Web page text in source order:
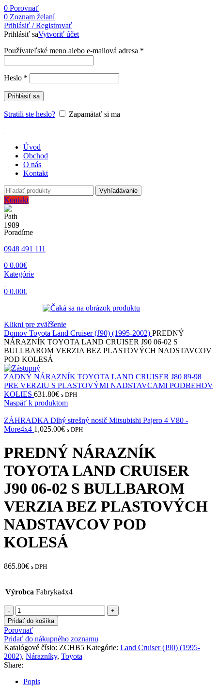
0 Porovnať
0 Zoznam želaní
Prihlásiť / Registrovať
Prihlásiť saVytvoriť účet
Používateľské meno alebo e-mailová adresa *
Heslo *
Prihlásiť sa
Stratili ste heslo? Zapamätať si ma
Úvod
Obchod
O nás
Kontakt
Vyhľadávanie
Kontakt
Poradíme
0948 491 111
0 0.00€
Kategórie
0 0.00€
Klikni pre zväčšenie
Domov Toyota Land Cruiser (J90) (1995-2002) PREDNÝ
NÁRAZNÍK TOYOTA LAND CRUISER J90 06-02 S
BULLBAROM VERZIA BEZ PLASTOVÝCH NADSTAVCOV
POD KOLESÁ
ZADNÝ NÁRAZNÍK TOYOTA LAND CRUISER J80 89-98
PRE VERZIU S PLASTOVÝMI NADSTAVCAMI PODBEHOV
KOLIES 631.80€ s DPH
Naspäť k produktom
ZÁHRADKA Dlhý strešný nosič Mitsubishi Pajero 4 V80 -
More4x4 1,025.00€ s DPH
PREDNÝ NÁRAZNÍK
TOYOTA LAND CRUISER
J90 06-02 S BULLBAROM
VERZIA BEZ PLASTOVÝCH
NADSTAVCOV POD
KOLESÁ
865.80€ s DPH
Výrobca Fabryka4x4
množstvo
PREDNÝ
NÁRAZNÍK
TOYOTA
LAND
CRUISER
J90
06-
02
Pridať do košíka
Porovnať
Pridať do nákupného zoznamu
Katalógové číslo: ZCHB5 Kategórie: Land Cruiser (J90) (1995-
2002), Nárazníky, Toyota
Share:
Popis